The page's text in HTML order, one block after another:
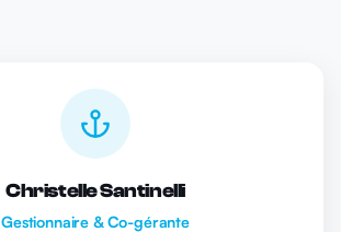
Christelle Santinelli
Gestionnaire & Co-gérante